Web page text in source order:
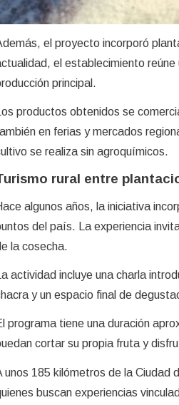
el proyecto incorporó
el establecimiento
principal.
Los productos obtenidos se
en ferias y mercados
se realiza sin agroquímicos.
rural entre
algunos años, la iniciativa
del país. La experiencia
la cosecha.
La actividad incluye una charla
y un espacio final de
programa tiene una duración
cortar su propia fruta y
unos 185 kilómetros de la Ciudad
buscan experiencias